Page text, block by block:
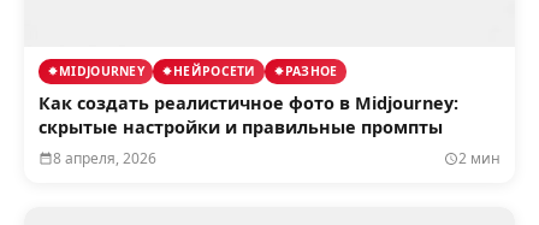
MIDJOURNEY НЕЙРОСЕТИ РАЗНОЕ
Как создать реалистичное фото в Midjourney:
скрытые настройки и правильные промпты
8 апреля, 2026 2 мин